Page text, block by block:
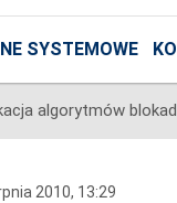
SYSTEMOWE
2010, 13:29